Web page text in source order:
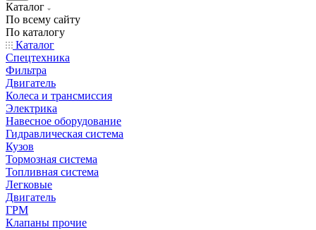
Каталог
По всему сайту
По каталогу
Каталог
Спецтехника
Фильтра
Двигатель
Колеса и трансмиссия
Электрика
Навесное оборудование
Гидравлическая система
Кузов
Тормозная система
Топливная система
Легковые
Двигатель
ГРМ
Клапаны прочие